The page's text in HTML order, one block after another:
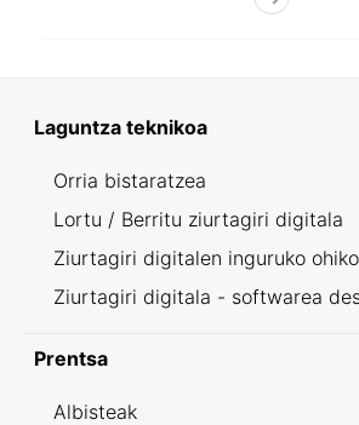
Laguntza teknikoa
Orria bistaratzea
Lortu / Berritu ziurtagiri digitala
Ziurtagiri digitalen inguruko
Ziurtagiri digitala - softwarea
Prentsa
Albisteak